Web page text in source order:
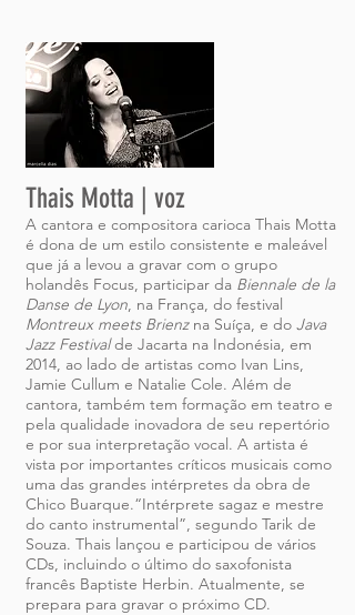
Thais Motta | voz
A cantora e compositora carioca Thais Motta
é dona de um estilo consistente e maleável
que já a levou a gravar com o grupo
holandês Focus, participar da Biennale de la
Danse de Lyon, na França, do festival
Montreux meets Brienzna Suíça, e do Java
Jazz Festivalde Jacarta na Indonésia, em
2014, ao lado de artistas como Ivan Lins,
Jamie Cullum e Natalie Cole. Além de
cantora, também tem formação em teatro e
pela qualidade inovadora de seu repertório
e por sua interpretação vocal. A artista é
vista por importantes críticos musicais como
uma das grandes intérpretes da obra de
Chico Buarque.“Intérprete sagaz e mestre
do canto instrumental”, segundo Tarik de
Souza. Thais lançou e participou de vários
CDs, incluindo o último do saxofonista
francês Baptiste Herbin. Atualmente, se
prepara para gravar o próximo CD.